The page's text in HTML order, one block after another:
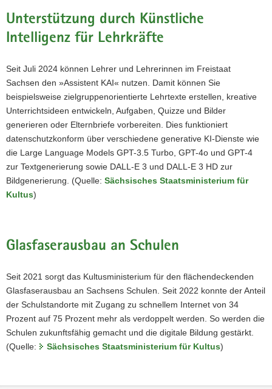
Unterstützung durch Künstliche
Intelligenz für Lehrkräfte
Seit Juli 2024 können Lehrer und Lehrerinnen im Freistaat
Sachsen den »Assistent KAI« nutzen. Damit können Sie
beispielsweise zielgruppenorientierte Lehrtexte erstellen, kreative
Unterrichtsideen entwickeln, Aufgaben, Quizze und Bilder
generieren oder Elternbriefe vorbereiten. Dies funktioniert
datenschutzkonform über verschiedene generative KI-Dienste wie
die Large Language Models GPT-3.5 Turbo, GPT-4o und GPT-4
zur Textgenerierung sowie DALL-E 3 und DALL-E 3 HD zur
Bildgenerierung. (Quelle: Sächsisches Staatsministerium für
Kultus)
Glasfaserausbau an Schulen
Seit 2021 sorgt das Kultusministerium für den flächendeckenden
Glasfaserausbau an Sachsens Schulen. Seit 2022 konnte der Anteil
der Schulstandorte mit Zugang zu schnellem Internet von 34
Prozent auf 75 Prozent mehr als verdoppelt werden. So werden die
Schulen zukunftsfähig gemacht und die digitale Bildung gestärkt.
(Quelle:
Sächsisches Staatsministerium für Kultus)